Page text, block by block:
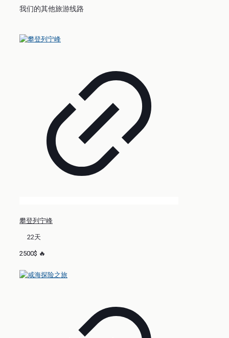
我们的其他旅游线路
攀登列宁峰
22天
2500$ 🔥